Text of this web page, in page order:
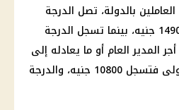
بالدولة، تصل الدرجة
الممتازة بعد الزيادة إلى 14900 جنيه، بينما تسجل الدرجة
ويصل أجر المدير العام أو ما يعادله إلى
11400 جنيه. أما الدرجة الأولى فتسجل 10800 جنيه، والدرجة